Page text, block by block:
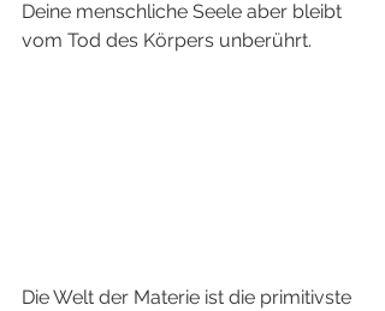
Deine menschliche Seele aber bleibt
vom Tod des Körpers unberührt.
Die Welt der Materie ist die primitivste